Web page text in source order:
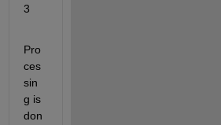
3
Pro
ces
sin
g is
don